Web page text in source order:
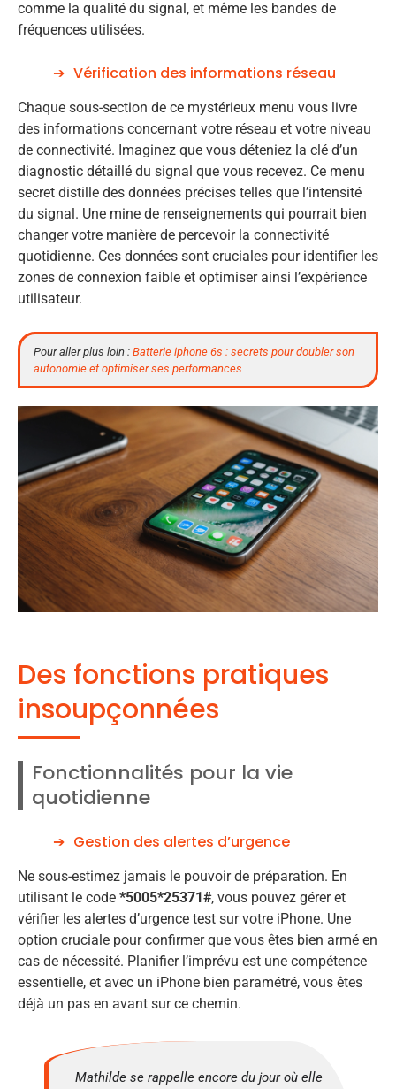
comme la qualité du signal, et même les bandes de
fréquences utilisées.
Vérification des informations réseau
Chaque sous-section de ce mystérieux menu vous livre
des informations concernant votre réseau et votre niveau
de connectivité. Imaginez que vous déteniez la clé d’un
diagnostic détaillé du signal que vous recevez. Ce menu
secret distille des données précises telles que l’intensité
du signal. Une mine de renseignements qui pourrait bien
changer votre manière de percevoir la connectivité
quotidienne. Ces données sont cruciales pour identifier les
zones de connexion faible et optimiser ainsi l’expérience
utilisateur.
Pour aller plus loin : Batterie iphone 6s : secrets pour doubler son
autonomie et optimiser ses performances
Des fonctions pratiques
insoupçonnées
Fonctionnalités pour la vie
quotidienne
Gestion des alertes d’urgence
Ne sous-estimez jamais le pouvoir de préparation. En
utilisant le code *5005*25371#, vous pouvez gérer et
vérifier les alertes d’urgence test sur votre iPhone. Une
option cruciale pour confirmer que vous êtes bien armé en
cas de nécessité. Planifier l’imprévu est une compétence
essentielle, et avec un iPhone bien paramétré, vous êtes
déjà un pas en avant sur ce chemin.
Mathilde se rappelle encore du jour où elle